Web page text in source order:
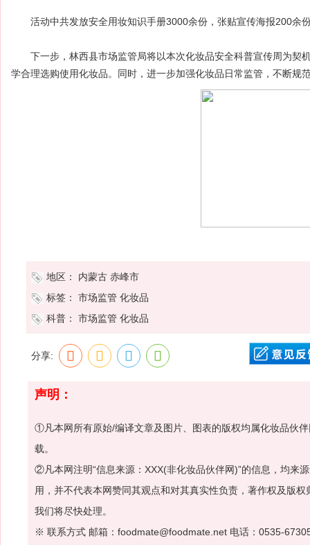
活动中共发放安全用妆知识手册3000余份，张贴宣传海报200余
下一步，林西县市场监管局将以本次化妆品安全科普宣传周为契
学合理选购使用化妆品。同时，进一步加强化妆品日常监管，不断规
地区： 内蒙古 赤峰市
标签：
市场监管 化妆品
科普：
市场监管 化妆品
分享:
声明：
①凡本网所有原始/编译文章及图片、图表的版权均属化妆品伙
载。
②凡本网注明“信息来源：XXX(非化妆品伙伴网)”的信息，均来
用，并不代表本网赞同其观点和对其真实性负责，著作权及版
我们将尽快处理。
※ 联系方式 邮箱：foodmate@foodmate.net 电话：0535-